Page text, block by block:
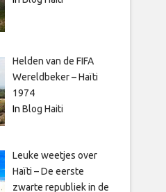
Helden van de FIFA
Wereldbeker – Haïti
1974
In Blog Haiti
Leuke weetjes over
Haïti – De eerste
zwarte republiek in de